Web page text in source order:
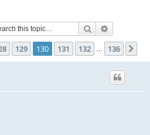
Search
129 130 131 132 136